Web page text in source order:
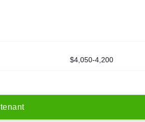
$4,050-4,200
tenant